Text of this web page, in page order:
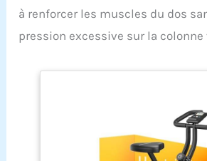
à renforcer les muscles du dos
pression excessive sur la colonne